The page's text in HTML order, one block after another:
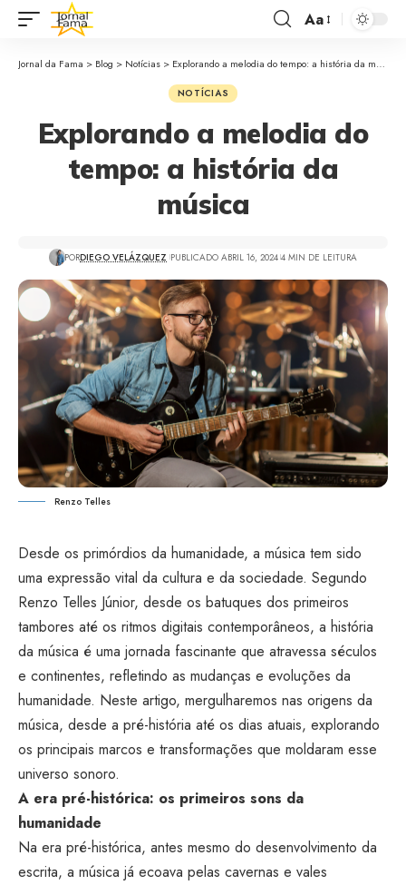
Aa
Jornal da Fama > Blog > Notícias > Explorando a melodia do tempo: a história da música
NOTÍCIAS
Explorando a melodia do
tempo: a história da
música
PORDIEGO VELÁZQUEZ PUBLICADO ABRIL 16, 2024 4 MIN DE LEITURA
Renzo Telles
Desde os primórdios da humanidade, a música tem sido
uma expressão vital da cultura e da sociedade. Segundo
Renzo Telles Júnior, desde os batuques dos primeiros
tambores até os ritmos digitais contemporâneos, a história
da música é uma jornada fascinante que atravessa séculos
e continentes, refletindo as mudanças e evoluções da
humanidade. Neste artigo, mergulharemos nas origens da
música, desde a pré-história até os dias atuais, explorando
os principais marcos e transformações que moldaram esse
universo sonoro.
A era pré-histórica: os primeiros sons da
humanidade
Na era pré-histórica, antes mesmo do desenvolvimento da
escrita, a música já ecoava pelas cavernas e vales